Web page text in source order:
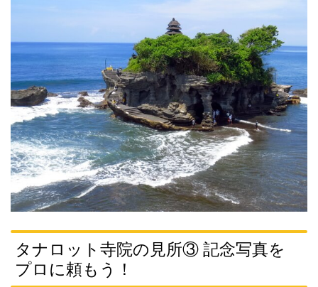
タナロット寺院の見所③ 記念写真を
プロに頼もう！